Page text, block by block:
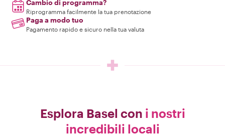
Cambio di programma?
Riprogramma facilmente la tua prenotazione
Paga a modo tuo
Pagamento rapido e sicuro nella tua valuta
Esplora Basel con i nostri
incredibili locali